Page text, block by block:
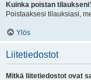
Kuinka poistan
Poistaaksesi tilauksiasi,
Ylös
Liitetiedostot
Mitkä liitetiedostot ovat